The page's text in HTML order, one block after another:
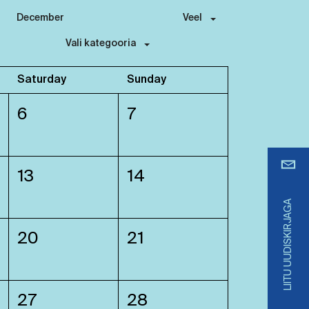
LIITU UUDISKIRJAGA
December Veel
Vali kategooria
Saturday Sunday
6 7
13 14
20 21
27 28